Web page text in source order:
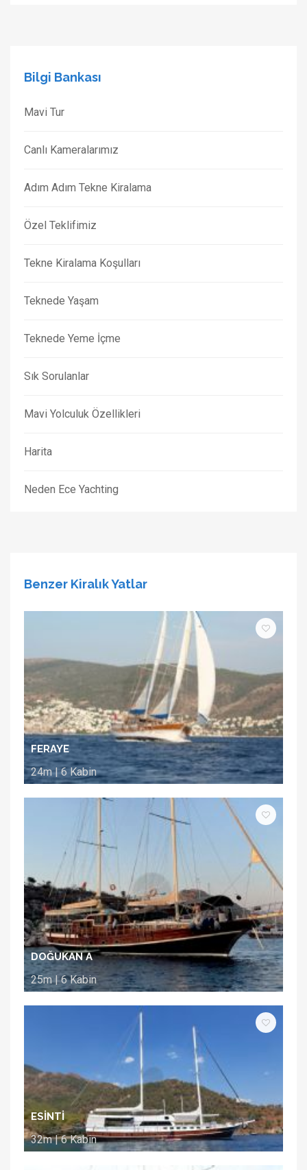
Bilgi Bankası
Mavi Tur
Canlı Kameralarımız
Adım Adım Tekne Kiralama
Özel Teklifimiz
Tekne Kiralama Koşulları
Teknede Yaşam
Teknede Yeme İçme
Sık Sorulanlar
Mavi Yolculuk Özellikleri
Harita
Neden Ece Yachting
Benzer Kiralık Yatlar
FERAYE
24m | 6 Kabin
DOĞUKAN A
25m | 6 Kabin
ESİNTİ
32m | 6 Kabin